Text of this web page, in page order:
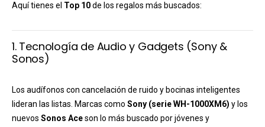
Aquí tienes el Top 10de los regalos más buscados:
1. Tecnología de Audio y Gadgets (Sony &
Sonos)
Los audífonos con cancelación de ruido y bocinas inteligentes
lideran las listas. Marcas como Sony (serie WH-1000XM6) y los
nuevos Sonos Aceson lo más buscado por jóvenes y